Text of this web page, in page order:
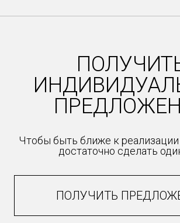
Чтобы быть ближе к реализации
достаточно сделать
ПОЛУЧИТЬ